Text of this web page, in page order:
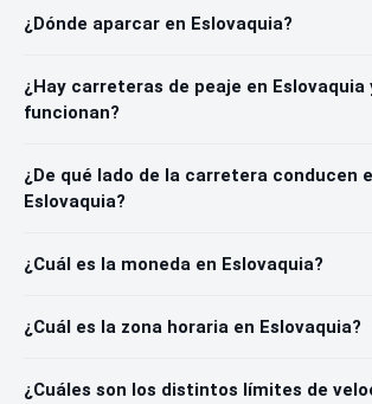
¿Dónde aparcar en Eslovaquia?
¿Hay carreteras de peaje en Eslovaquia
funcionan?
¿De qué lado de la carretera conducen
Eslovaquia?
¿Cuál es la moneda en Eslovaquia?
¿Cuál es la zona horaria en Eslovaquia?
¿Cuáles son los distintos límites de